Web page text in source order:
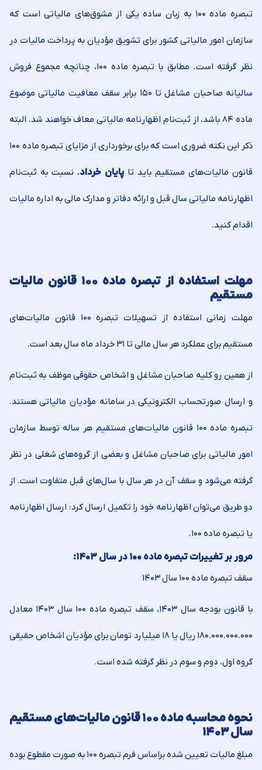
تبصره ماده ۱۰۰ به زبان ساده یکی از مشوق‌های مالیاتی است که
سازمان امور مالیاتی کشور برای تشویق مؤدیان به پرداخت مالیات در
نظر گرفته است. مطابق با تبصره ماده ۱۰۰، چنانچه مجموع فروش
سالیانه صاحبان مشاغل تا ۱۵۰ برابر سقف معافیت مالیاتی موضوع
ماده ۸۴ باشد، از ثبت‌نام اظهارنامه مالیاتی معاف خواهند شد. البته
ذکر این نکته ضروری است که برای برخورداری از مزایای تبصره ماده ۱۰۰
قانون مالیات‌های مستقیم باید تاپایان خرداد، نسبت به ثبت‌نام
اظهارنامه مالیاتی سال قبل و ارائه دفاتر و مدارک مالی به اداره مالیات
اقدام کنید.
مهلت استفاده از تبصره ماده ۱۰۰ قانون مالیات
مستقیم
مهلت زمانی استفاده از تسهیلات تبصره ۱۰۰ قانون مالیات‏‌های
مستقیم برای عملکرد هر سال مالی تا ۳۱ خرداد ماه سال بعد است.
از همین ‌رو کلیه صاحبان مشاغل و اشخاص حقوقی موظف به ثبت‌نام
و ارسال صورتحساب الکترونیکی در سامانه مؤدیان مالیاتی هستند.
تبصره ماده ۱۰۰ قانون مالیات‌های مستقیم هر ساله توسط سازمان
امور مالیاتی برای صاحبان مشاغل و بعضی از گروه‌های شغلی در نظر
گرفته می‌شود و سقف آن در هر سال با سال‌های قبل متفاوت است. از
دو طریق می‌توان اظهارنامه خود را تکمیل ارسال کرد: ارسال اظهارنامه
یا تبصره ماده ۱۰۰.
مرور بر تغییرات تبصره ماده ۱۰۰ در سال ۱۴۰۳:
سقف تبصره ماده ۱۰۰ سال ۱۴۰۳
با قانون بودجه سال ۱۴۰۳، سقف تبصره ماده ۱۰۰ سال ۱۴۰۳ معادل
۱۸۰.۰۰۰.۰۰۰.۰۰۰ ریال یا ۱۸ میلیارد تومان برای مؤدیان اشخاص حقیقی
گروه اول، دوم و سوم در نظر گرفته شده است.
نحوه محاسبه ماده ۱۰۰ قانون مالیات‌های مستقیم
سال ۱۴۰۳
مبلغ مالیات تعیین شده براساس فرم تبصره ۱۰۰ به صورت مقطوع بوده